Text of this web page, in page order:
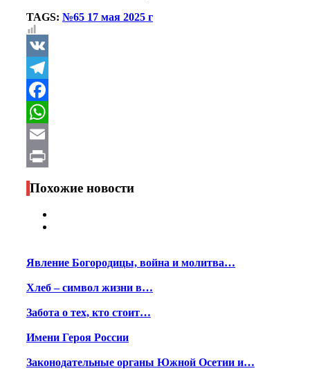
TAGS: №65 17 мая 2025 г
VK
Telegram
Facebook
WhatsApp
Email
Print
Похожие новости
Явление Богородицы, война и молитва…
Хлеб – символ жизни в…
Забота о тех, кто стоит…
Имени Героя России
Законодательные органы Южной Осетии и…